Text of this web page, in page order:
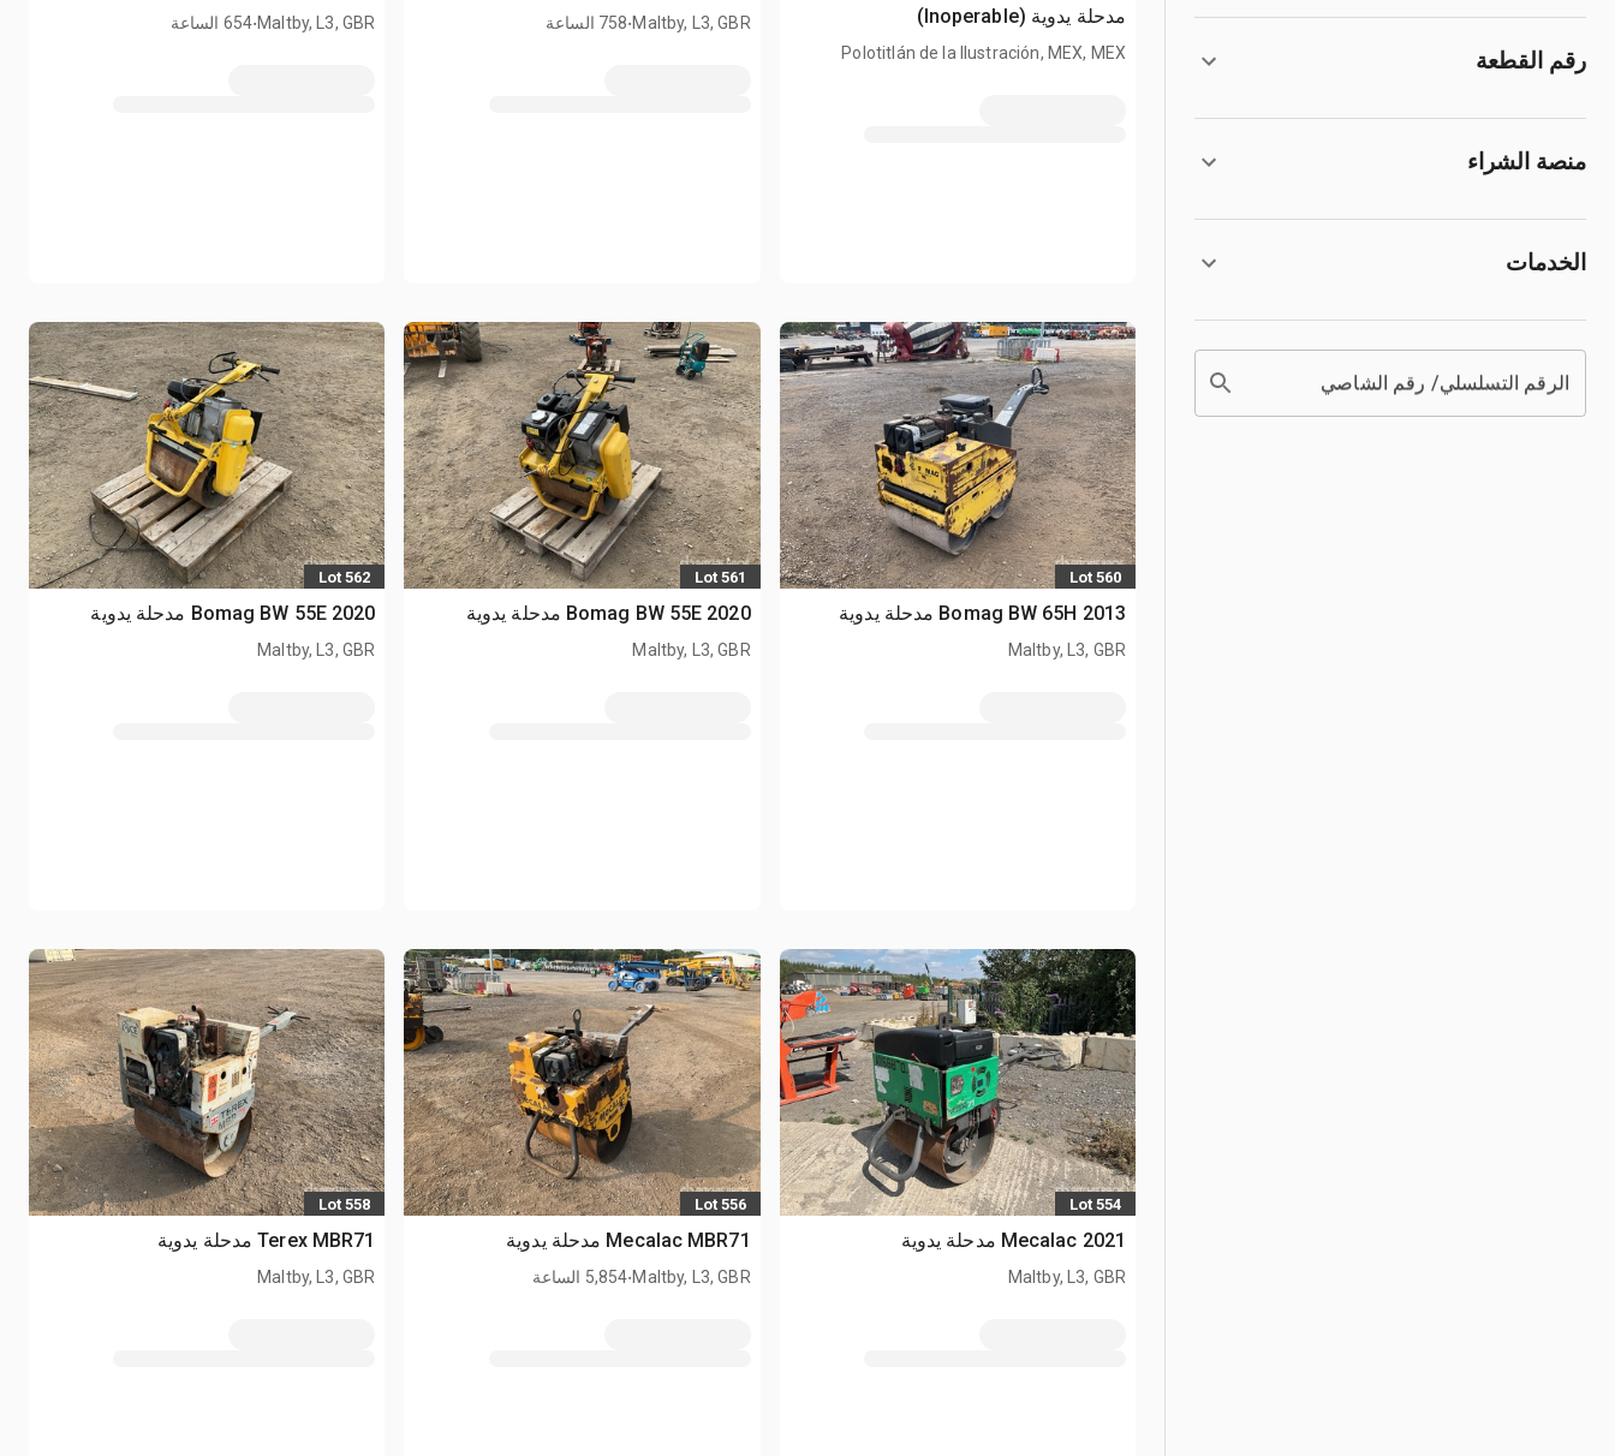
رقم القطعة
منصة الشراء
الخدمات
الرقم التسلسلي/ رقم الشاصي
مدحلة يدوية (Inoperable)
Polotitlán de la Ilustración, MEX, MEX
Maltby, L3, GBR
.758 الساعة Maltby, L3, GBR
.654 الساعة
Lot 560
2013 Bomag BW 65H مدحلة يدوية
Maltby, L3, GBR
Lot 561
2020 Bomag BW 55E مدحلة يدوية
Maltby, L3, GBR
Lot 562
2020 Bomag BW 55E مدحلة يدوية
Maltby, L3, GBR
Lot 554
2021 Mecalac مدحلة يدوية
Maltby, L3, GBR
Lot 556
Mecalac MBR71 مدحلة يدوية
Maltby, L3, GBR
.5,854 الساعة
Lot 558
Terex MBR71 مدحلة يدوية
Maltby, L3, GBR